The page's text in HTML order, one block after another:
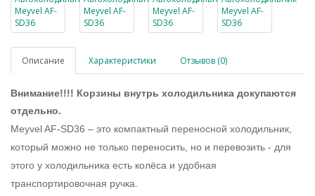
Описание Характеристики Отзывов (0)
Внимание!!!! Корзины внутрь холодильника докупаются
отдельно.
Meyvel AF-SD36 – это компактный переносной холодильник,
который можно не только переносить, но и перевозить - для
этого у холодильника есть колёса и удобная
транспортировочная ручка.